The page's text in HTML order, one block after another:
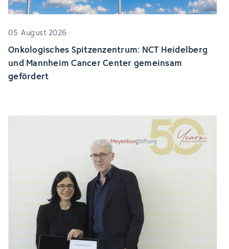
05. August 2026
Onkologisches Spitzenzentrum: NCT Heidelberg
und Mannheim Cancer Center gemeinsam
gefördert